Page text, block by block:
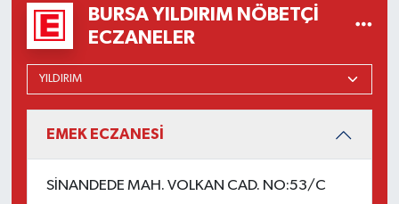
BURSA YILDIRIM NÖBETÇI
ECZANELER
EMEK ECZANESİ
SİNANDEDE MAH. VOLKAN CAD. NO:53/C